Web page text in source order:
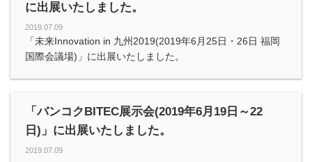
に出展いたしました。
2019.07.09
「未来Innovation in 九州2019(2019年6月25日・26日 福岡
国際会議場)」に出展いたしました。
「バンコクBITEC展示会(2019年6月19日～22
日)」に出展いたしました。
2019.07.09